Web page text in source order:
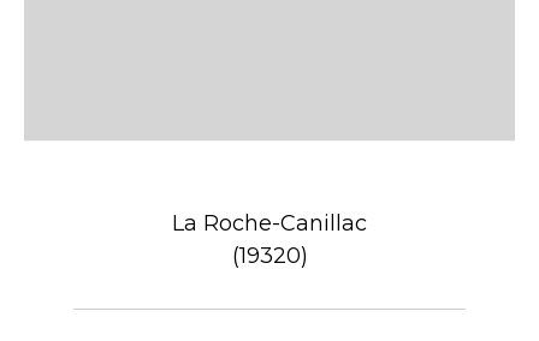
La Roche-Canillac
(19320)